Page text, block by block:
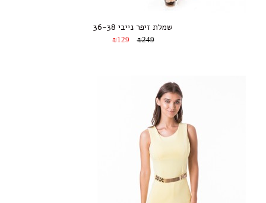
שמלת זיפר נייבי 36-38
₪249
₪129